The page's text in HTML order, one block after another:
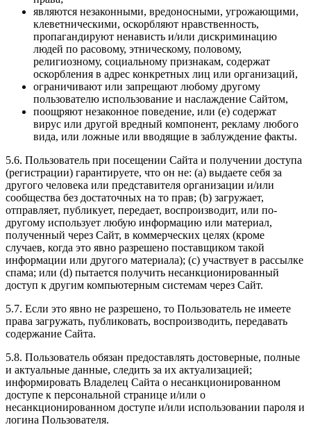
являются незаконными, вредоносными, угрожающими,
клеветническими, оскорбляют нравственность,
пропагандируют ненависть и/или дискриминацию
людей по расовому, этническому, половому,
религиозному, социальному признакам, содержат
оскорбления в адрес конкретных лиц или организаций,
ограничивают или запрещают любому другому
пользователю использование и наслаждение Сайтом,
поощряют незаконное поведение, или (e) содержат
вирус или другой вредный компонент, рекламу любого
вида, или ложные или вводящие в заблуждение факты.
5.6. Пользователь при посещении Сайта и получении доступа
(регистрации) гарантируете, что он не: (a) выдаете себя за
другого человека или представителя организации и/или
сообщества без достаточных на то прав; (b) загружает,
отправляет, публикует, передает, воспроизводит, или по-
другому использует любую информацию или материал,
полученный через Сайт, в коммерческих целях (кроме
случаев, когда это явно разрешено поставщиком такой
информации или другого материала); (c) участвует в рассылке
спама; или (d) пытается получить несанкционированный
доступ к другим компьютерным системам через Сайт.
5.7. Если это явно не разрешено, то Пользователь не имеете
права загружать, публиковать, воспроизводить, передавать
содержание Сайта.
5.8. Пользователь обязан предоставлять достоверные, полные
и актуальные данные, следить за их актуализацией;
информировать Владелец Сайта о несанкционированном
доступе к персональной странице и/или о
несанкционированном доступе и/или использовании пароля и
логина Пользователя.